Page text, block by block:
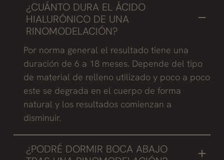
¿CUÁNTO DURA EL ÁCIDO
HIALURÓNICO DE UNA
RINOMODELACIÓN?
Por norma general el resultado tiene una
duración de 6 a 18 meses. Depende del tipo
de material de relleno utilizado y poco a poco
este se degrada en el cuerpo de forma
natural y los resultados comienzan a
disminuir.
¿PODRÉ DORMIR BOCA ABAJO